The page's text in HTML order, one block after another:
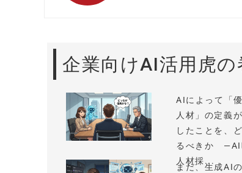
企業向けAI活用虎の
AIによって「
人材」の定義
したことを、
るべきか —AI
人材採...
まだ、生成AI